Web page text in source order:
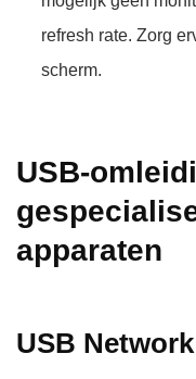
refresh rate. Zorg
scherm.
USB-
apparaten
USB